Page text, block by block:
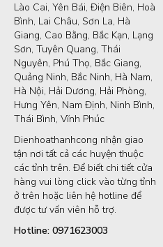
Lào Cai, Yên Bái, Điện Biên, Hoà
Bình, Lai Châu, Sơn La, Hà
Giang, Cao Bằng, Bắc Kạn, Lạng
Sơn, Tuyên Quang, Thái
Nguyên, Phú Thọ, Bắc Giang,
Quảng Ninh, Bắc Ninh, Hà Nam,
Hà Nội, Hải Dương, Hải Phòng,
Hưng Yên, Nam Định, Ninh Bình,
Thái Bình, Vĩnh Phúc
Dienhoathanhcong nhận giao
tận nơi tất cả các huyện thuộc
các tỉnh trên. Để biết chi tiết cửa
hàng vui lòng click vào từng tỉnh
ở trên hoặc liên hệ hotline để
được tư vấn viên hỗ trợ.
Hotline: 0971623003